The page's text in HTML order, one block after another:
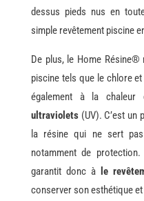
dessus pieds nus en
simple revêtement piscine
De plus, le Home
piscine tels que le chlore
également à la
ultraviolets(UV). C’est un
la résine qui ne sert
notamment de
garantit donc à
le
conserver son esthétique